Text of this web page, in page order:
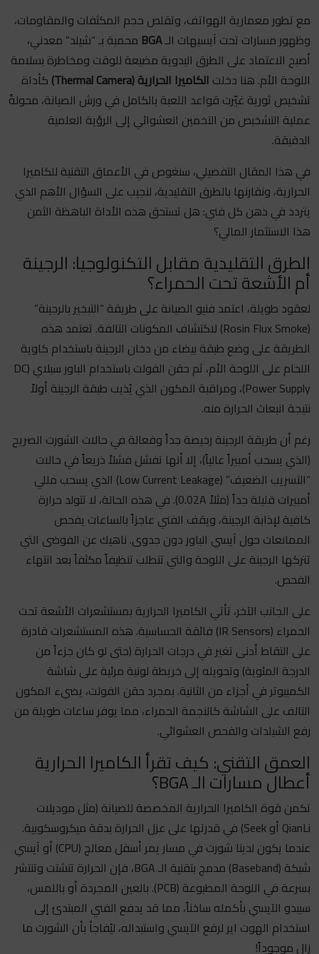
مع تطور معمارية الهواتف، وتقلص حجم المكثفات والمقاومات،
وظهور مسارات تحت آيسيهات الـBGA محمية بـ “شيلد” معدني،
أصبح الاعتماد على الطرق اليدوية مضيعة للوقت ومخاطرة بسلامة
اللوحة الأم. هنا دخلت الكاميرا الحرارية (Thermal Camera)
كأداة
تشخيص ثورية غيّرت قواعد اللعبة بالكامل في ورش الصيانة، محولةً
عملية التشخيص من التخمين العشوائي إلى الرؤية العلمية
الدقيقة.
في هذا المقال التفصيلي، سنغوص في الأعماق التقنية للكاميرا
الحرارية، ونقارنها بالطرق التقليدية، لنجيب على السؤال الأهم الذي
يتردد في ذهن كل فني: هل تستحق هذه الأداة الباهظة الثمن
هذا الاستثمار المالي؟
الطرق التقليدية مقابل التكنولوجيا: الرجينة
أم الأشعة تحت الحمراء؟
لعقود طويلة، اعتمد فنيو الصيانة على طريقة “التبخير بالرجينة”
(Rosin Flux Smoke) لاكتشاف المكونات التالفة. تعتمد هذه
الطريقة على وضع طبقة بيضاء من دخان الرجينة باستخدام كاوية
اللحام على اللوحة الأم، ثم حقن الفولت باستخدام الباور سبلاي (DC
Power Supply)، ومراقبة المكون الذي يُذيب طبقة الرجينة أولاً
نتيجة انبعاث الحرارة منه.
رغم أن طريقة الرجينة رخيصة جداً وفعالة في حالات الشورت الصريح
(الذي يسحب أمبيراً عالياً)، إلا أنها تفشل فشلاً ذريعاً في حالات
“التسريب الضعيف” (Low Current Leakage) الذي يسحب مللي
أمبيرات قليلة جداً (مثلاً 0.02A). في هذه الحالة، لا تتولد حرارة
كافية لإذابة الرجينة، ويقف الفني عاجزاً بالساعات يفحص
الممانعات حول آيسي الباور دون جدوى. ناهيك عن الفوضى التي
تتركها الرجينة على اللوحة والتي تتطلب تنظيفاً مكثفاً بعد انتهاء
الفحص.
على الجانب الآخر، تأتي الكاميرا الحرارية بمستشعرات الأشعة تحت
الحمراء (IR Sensors) فائقة الحساسية. هذه المستشعرات قادرة
على التقاط أدنى تغير في درجات الحرارة (حتى لو كان جزءاً من
الدرجة المئوية) وتحويله إلى خريطة لونية مرئية على شاشة
الكمبيوتر في أجزاء من الثانية. بمجرد حقن الفولت، يضيء المكون
التالف على الشاشة كالنجمة الحمراء، مما يوفر ساعات طويلة من
رفع الشيلدات والفحص العشوائي.
العمق التقني: كيف تقرأ الكاميرا الحرارية
أعطال مسارات الـ BGA؟
تكمن قوة الكاميرا الحرارية المخصصة للصيانة (مثل موديلات
QianLi أو Seek) في قدرتها على عزل الحرارة بدقة ميكروسكوبية.
عندما يكون لدينا شورت في مسار يمر أسفل معالج (CPU) أو آيسي
شبكة (Baseband) مدمج بتقنية الـ BGA، فإن الحرارة تتشتت وتنتشر
بسرعة في اللوحة المطبوعة (PCB). بالعين المجردة أو باللمس،
سيبدو الآيسي بأكمله ساخناً، مما قد يدفع الفني المبتدئ إلى
استخدام الهوت اير لرفع الآيسي واستبداله، ليُفاجأ بأن الشورت ما
زال موجوداً!